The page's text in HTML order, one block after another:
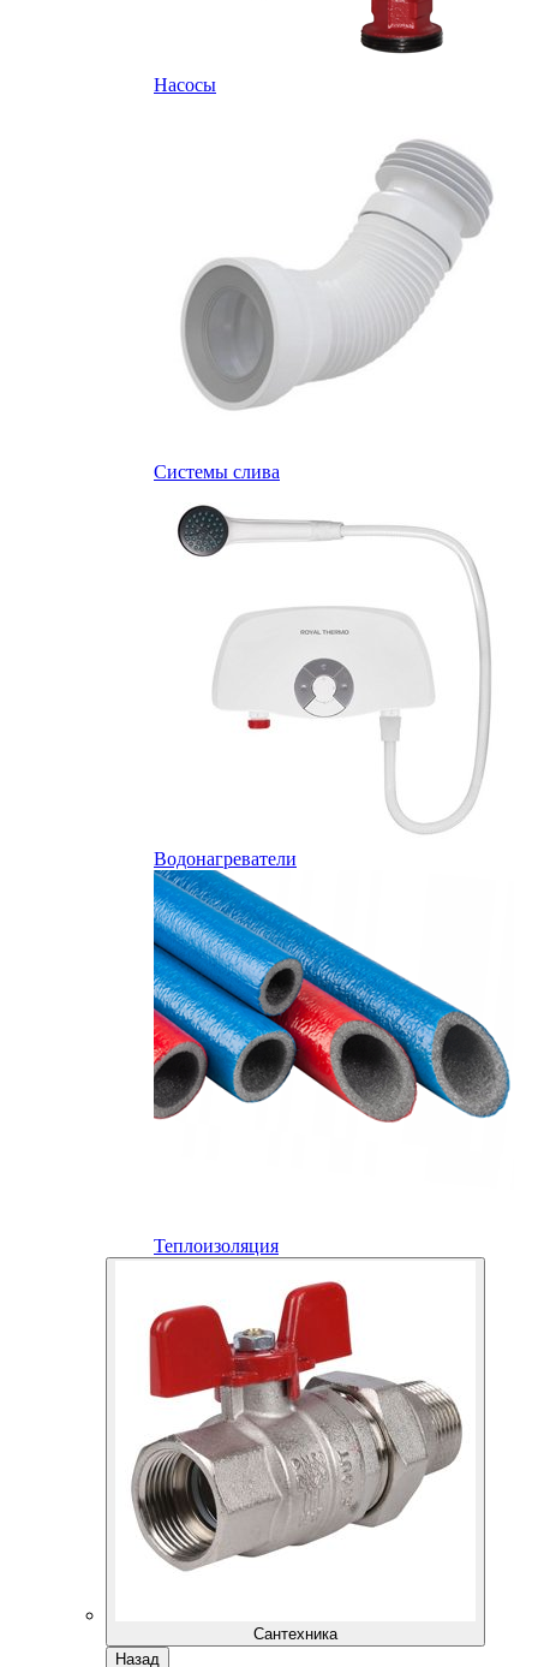
Насосы
Системы слива
Водонагреватели
Теплоизоляция
Сантехника
Назад